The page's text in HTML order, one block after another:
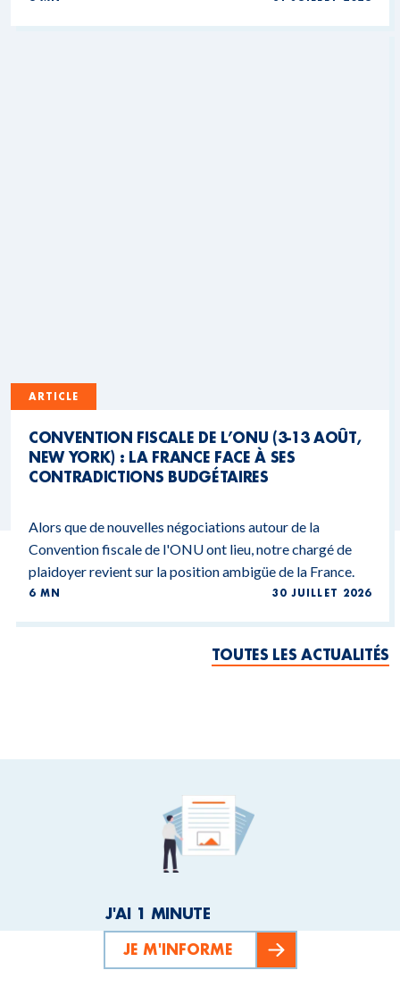
ARTICLE
CONVENTION FISCALE DE L’ONU (3-13 AOÛT,
NEW YORK) : LA FRANCE FACE À SES
CONTRADICTIONS BUDGÉTAIRES
Alors que de nouvelles négociations autour de la
Convention fiscale de l'ONU ont lieu, notre chargé de
plaidoyer revient sur la position ambigüe de la France.
6 MN 30 JUILLET 2026
TOUTES LES ACTUALITÉS
J'AI 1 MINUTE
JE M'INFORME